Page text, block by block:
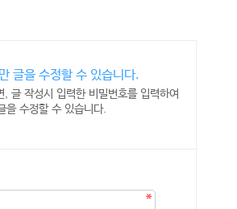
글을 수정할 수 있습니다.
, 글 작성시 입력한 비밀번호를 입력하여
을 수정할 수 있습니다.